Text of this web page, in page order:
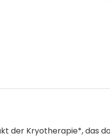
der Kryotherapie*, das